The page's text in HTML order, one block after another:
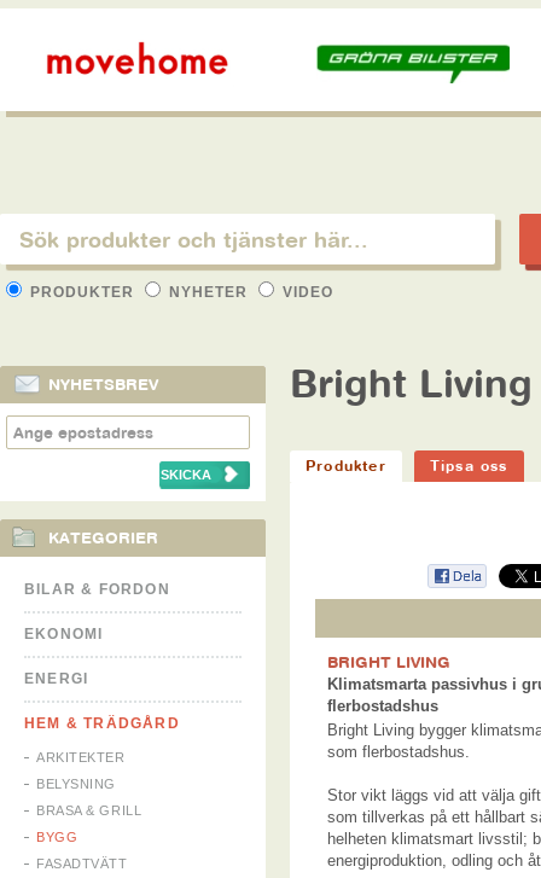
PRODUKTER NYHETER VIDEO
NYHETSBREV
KATEGORIER
BILAR & FORDON
EKONOMI
ENERGI
HEM & TRÄDGÅRD
ARKITEKTER
BELYSNING
BRASA & GRILL
BYGG
FASADTVÄTT
Bright Living
Produkter Tipsa oss
BRIGHT LIVING
Klimatsmarta passivhus i
flerbostadshus
Bright Living bygger
som flerbostadshus.
Stor vikt läggs vid att välja
som tillverkas på ett hållbart
helheten klimatsmart livsstil;
energiproduktion, odling och